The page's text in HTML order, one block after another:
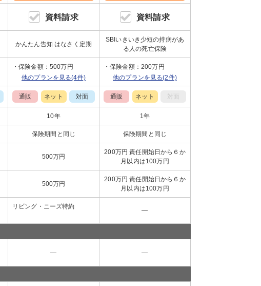
資料請求 資料請求
かんたん告知 はなさく定期
SBIいきいき少短の持病があ
る人の死亡保険
保険金額：500万円
他のプランを見る(4件)
保険金額：200万円
他のプランを見る(2件)
通販 ネット 対面 通販 ネット 対面
10年 1年
保険期間と同じ 保険期間と同じ
500万円
200万円 責任開始日から６か
月以内は100万円
500万円
200万円 責任開始日から６か
月以内は100万円
リビング・ニーズ特約
―
― ―